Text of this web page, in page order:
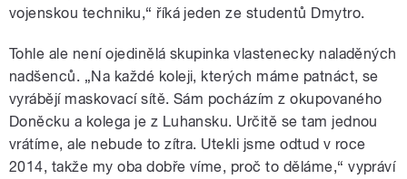
vojenskou techniku,“ říká jeden ze studentů Dmytro.
Tohle ale není ojedinělá skupinka vlastenecky naladěných
nadšenců. „Na každé koleji, kterých máme patnáct, se
vyrábějí maskovací sítě. Sám pocházím z okupovaného
Doněcku a kolega je z Luhansku. Určitě se tam jednou
vrátíme, ale nebude to zítra. Utekli jsme odtud v roce
2014, takže my oba dobře víme, proč to děláme,“ vypráví